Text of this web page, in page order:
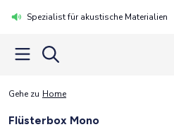
Spezialist für akustische Materialien
Gehe zu Home
Flüsterbox Mono